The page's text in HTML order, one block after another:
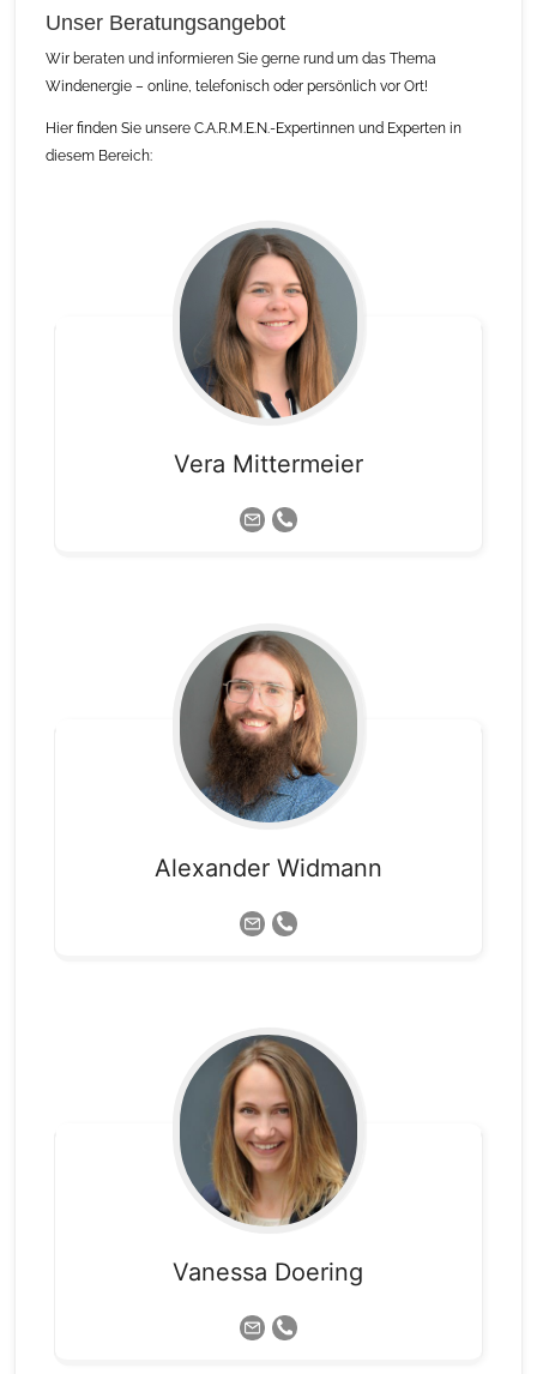
Unser Beratungsangebot
Wir beraten und informieren Sie gerne rund um das Thema
Windenergie – online, telefonisch oder persönlich vor Ort!
Hier finden Sie unsere C.A.R.M.E.N.-Expertinnen und Experten in
diesem Bereich:
Vera Mittermeier
Alexander Widmann
Vanessa Doering